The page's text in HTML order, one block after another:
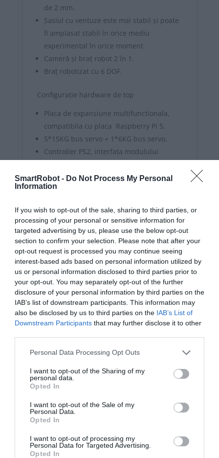
SmartRobot - Do Not Process My Personal
Information
If you wish to opt-out of the sale, sharing to third parties, or
processing of your personal or sensitive information for
targeted advertising by us, please use the below opt-out
section to confirm your selection. Please note that after your
opt-out request is processed you may continue seeing
interest-based ads based on personal information utilized by
us or personal information disclosed to third parties prior to
your opt-out. You may separately opt-out of the further
disclosure of your personal information by third parties on the
IAB’s list of downstream participants. This information may
also be disclosed by us to third parties on the IAB’s List of
Downstream Participants that may further disclose it to other
Personal Data Processing Opt Outs
I want to opt-out of the Sharing of my
personal data.
Opted In
I want to opt-out of the Sale of my
Personal Data.
Opted In
I want to opt-out of processing my
Personal Data for Targeted Advertising.
Opted In
de 2 mm.
Șasiul cu ventuze este mai stabil și poate
fi amplasat stabil în orice mediu
experimental în orice moment.
Cameră și braț robot 2 în 1.
Braț robotizat cu 6 DOF.
Configurație hardware de top
Placa de expansiune multifunctionala,
compatibila cu placa Raspberry Pi 5.
5*15KG bus servo + 1*6KG bus servo.
Controller PS2, interfața modulului
Funcție AI fantastică
Poate fi controlat prin aplicatie
Android/iOS, computer PC, Controller
PS2, telecomandă, programare online cu
Jupyter Lab.
Poate studia și stoca grupuri de acțiuni
fixe personalizate.
Control simultan a 2 brațe robotice.
Recunoașterea gesturilor, interacțiunea
culorilor, poziționarea vizuală, sortarea
gunoiului, jocul de captură, urmărirea
Pachetul contine:
1x Placa de baza Raspberry Pi 5B 4GB;
1x MAP;
1x USB handle;
1x Robot arm expansion board;
40PIN cable;